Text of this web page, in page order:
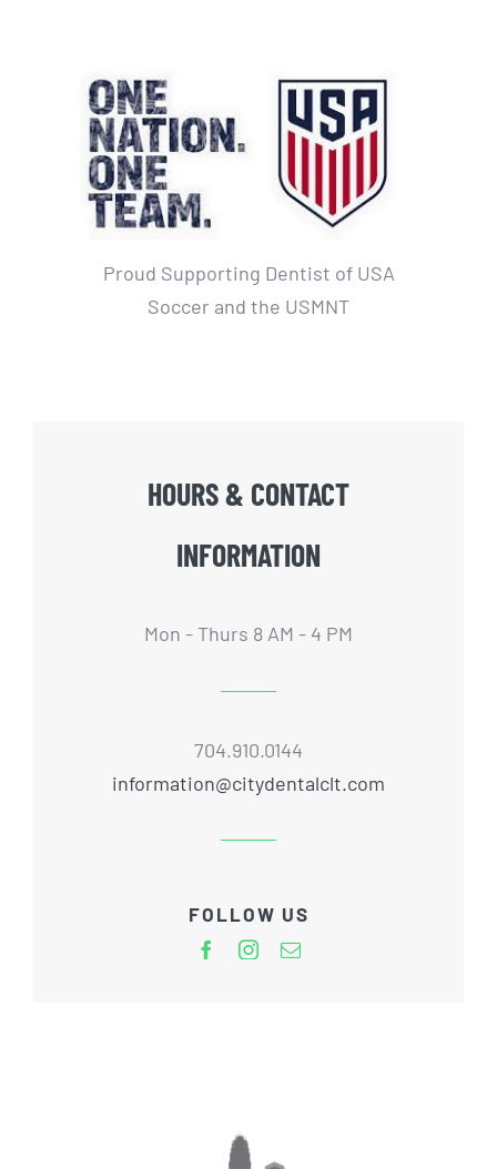
Proud Supporting Dentist of USA
Soccer and the USMNT
HOURS & CONTACT
INFORMATION
Mon - Thurs 8 AM - 4 PM
704.910.0144
information@citydentalclt.com
FOLLOW US